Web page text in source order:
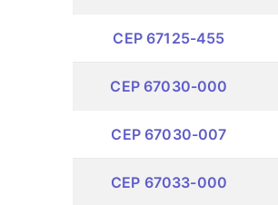
CEP 67125-455
CEP 67030-000
CEP 67030-007
CEP 67033-000